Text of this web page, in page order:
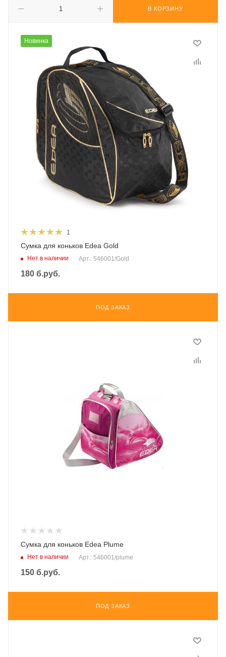
В КОРЗИНУ
Новинка
1
Сумка для коньков Edea Gold
Нет в наличии Арт.: 546001/Gold
180 б.руб.
ПОД ЗАКАЗ
Сумка для коньков Edea Plume
Нет в наличии Арт.: 546001/plume
150 б.руб.
ПОД ЗАКАЗ